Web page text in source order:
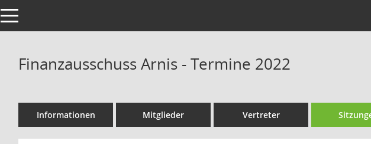
Toggle navigation
Finanzausschuss Arnis - Termine 2022
Informationen Mitglieder Vertreter